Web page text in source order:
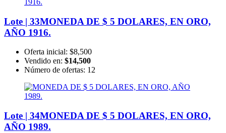
Lote | 33MONEDA DE $ 5 DOLARES, EN ORO,
AÑO 1916.
Oferta inicial: $8,500
Vendido en: $14,500
Número de ofertas: 12
Lote | 34MONEDA DE $ 5 DOLARES, EN ORO,
AÑO 1989.